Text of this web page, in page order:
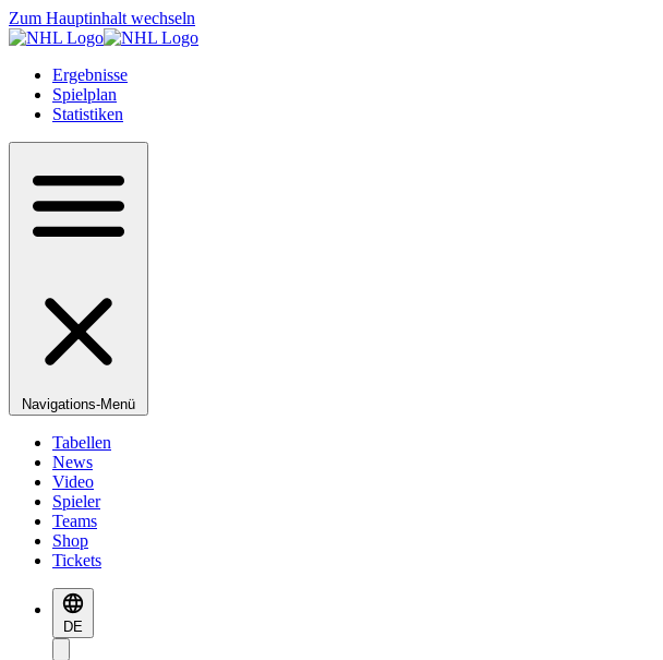
Zum Hauptinhalt wechseln
Ergebnisse
Spielplan
Statistiken
Navigations-Menü
Tabellen
News
Video
Spieler
Teams
Shop
Tickets
DE